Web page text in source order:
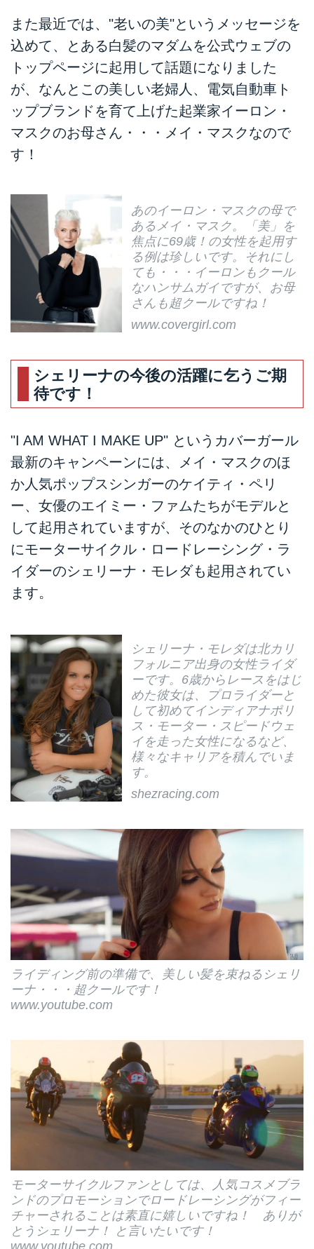
また最近では、"老いの美"というメッセージを
込めて、とある白髪のマダムを公式ウェブの
トップページに起用して話題になりました
が、なんとこの美しい老婦人、電気自動車ト
ップブランドを育て上げた起業家イーロン・
マスクのお母さん・・・メイ・マスクなので
す！
あのイーロン・マスクの母で
あるメイ・マスク。「美」を
焦点に69歳！の女性を起用す
る例は珍しいです。それにし
ても・・・イーロンもクール
なハンサムガイですが、お母
さんも超クールですね！
www.covergirl.com
シェリーナの今後の活躍に乞うご期
待です！
"I AM WHAT I MAKE UP" というカバーガール
最新のキャンペーンには、メイ・マスクのほ
か人気ポップスシンガーのケイティ・ペリ
ー、女優のエイミー・ファムたちがモデルと
して起用されていますが、そのなかのひとり
にモーターサイクル・ロードレーシング・ラ
イダーのシェリーナ・モレダも起用されてい
ます。
シェリーナ・モレダは北カリ
フォルニア出身の女性ライダ
ーです。6歳からレースをはじ
めた彼女は、プロライダーと
して初めてインディアナポリ
ス・モーター・スピードウェ
イを走った女性になるなど、
様々なキャリアを積んでいま
す。
shezracing.com
ライディング前の準備で、美しい髪を束ねるシェリ
ーナ・・・超クールです！
www.youtube.com
モーターサイクルファンとしては、人気コスメブラ
ンドのプロモーションでロードレーシングがフィー
チャーされることは素直に嬉しいですね！ ありが
とうシェリーナ！ と言いたいです！